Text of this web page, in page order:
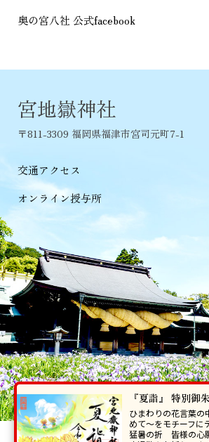
奥の宮八社 公式facebook
宮地嶽神社
〒811-3309 福岡県福津市宮司元町7-1
交通アクセス
オンライン授与所
当ホームページで掲載の写真・イラスト等を無断
『夏詣』 特別御
ひまわりの花言葉の
めて〜をモチーフに
猛暑の折 皆様の心